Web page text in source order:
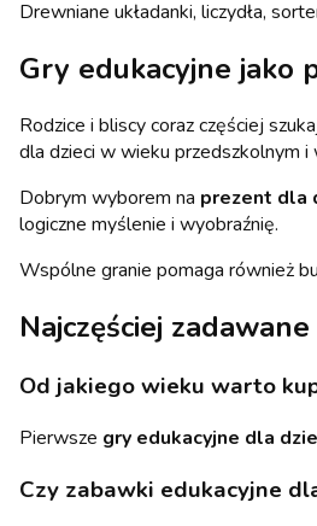
Drewniane układanki, liczydła,
Gry edukacyjne jako
Rodzice i bliscy coraz częściej
dla dzieci w wieku przedszkolnym i
Dobrym wyborem na prezent dla
logiczne myślenie i wyobraźnię.
Wspólne granie pomaga również
Najczęściej
Od jakiego wieku warto
Pierwsze gry edukacyjne dla
Czy zabawki edukacyjne